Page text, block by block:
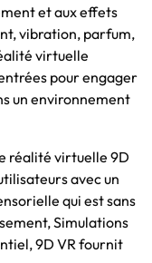
et aux effets
vibration, parfum,
virtuelle
pour engager
un environnement
réalité virtuelle 9D
avec un
qui est sans
Simulations
9D VR fournit